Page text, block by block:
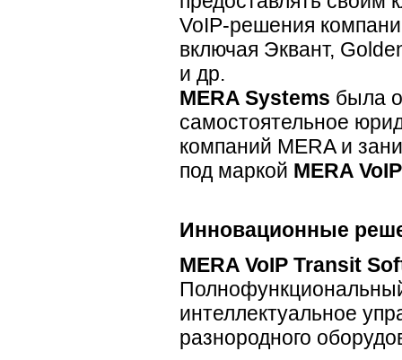
VoIP-решения
включая Эквант,
и др.
MERA Systems была
самостоятельное
компаний MERA и
под маркой MERA
Инновационные
MERA VoIP Transit
интеллектуальное
разнородного